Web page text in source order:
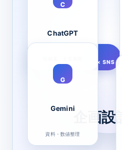
AI × SNS
企画設計
C
ChatGPT
G
Gemini
資料・数値整理